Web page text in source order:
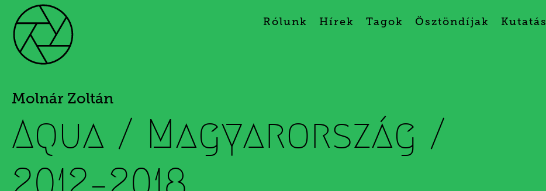
Rólunk Hírek Tagok Ösztöndíjak Kutatás
Molnár Zoltán
Aqua / Magyarország /